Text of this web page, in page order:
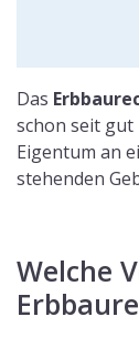
Das
schon seit gut
Eigentum an
stehenden
Welche